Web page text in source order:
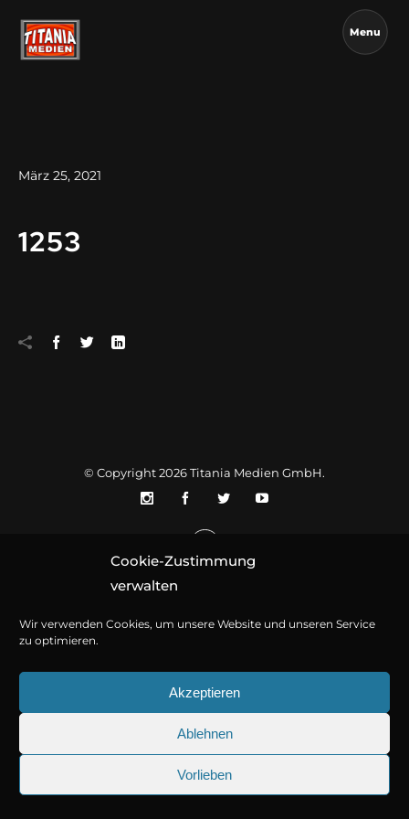
Cookie-Zustimmung
verwalten
Wir verwenden Cookies, um unsere Website und unseren Service
zu optimieren.
Akzeptieren
Ablehnen
Vorlieben
Menu
März 25, 2021
1253
© Copyright 2026Titania Medien GmbH.